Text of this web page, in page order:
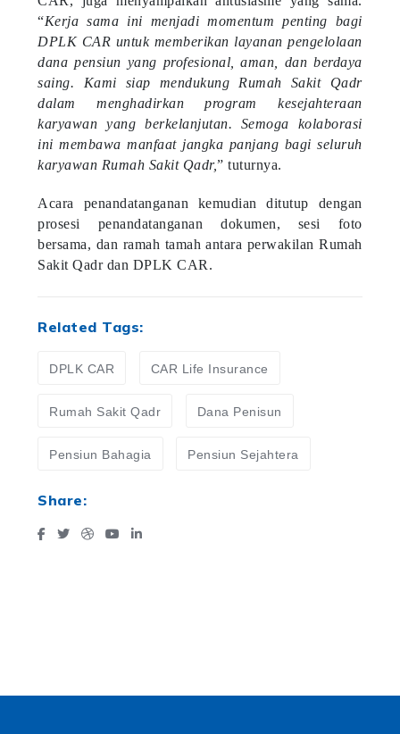
“Kerja sama ini menjadi momentum penting bagi
DPLK CAR untuk memberikan layanan pengelolaan
dana pensiun yang profesional, aman, dan berdaya
saing. Kami siap mendukung Rumah Sakit Qadr
dalam menghadirkan program kesejahteraan
karyawan yang berkelanjutan. Semoga kolaborasi
ini membawa manfaat jangka panjang bagi seluruh
karyawan Rumah Sakit Qadr,” tuturnya.
Acara penandatanganan kemudian ditutup dengan
prosesi penandatanganan dokumen, sesi foto
bersama, dan ramah tamah antara perwakilan Rumah
Sakit Qadr dan DPLK CAR.
Related Tags:
DPLK CAR CAR Life Insurance
Rumah Sakit Qadr Dana Penisun
Pensiun Bahagia Pensiun Sejahtera
Share: